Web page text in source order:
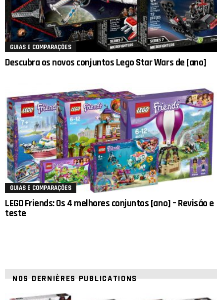
GUIAS E COMPARAÇÕES
Descubra os novos conjuntos Lego Star Wars de [ano]
GUIAS E COMPARAÇÕES
LEGO Friends: Os 4 melhores conjuntos [ano] – Revisão e
teste
NOS DERNIÈRES PUBLICATIONS